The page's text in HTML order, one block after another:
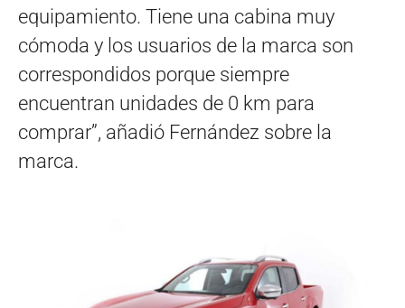
equipamiento. Tiene una cabina muy
cómoda y los usuarios de la marca son
correspondidos porque siempre
encuentran unidades de 0 km para
comprar”, añadió Fernández sobre la
marca.